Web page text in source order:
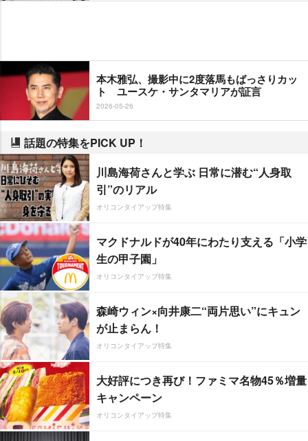
本木雅弘、撮影中に2度落馬もばっさりカッ
ト ユースケ・サンタマリアが証言
2026-05-26
話題の特集をPICK UP！
川島海荷さんと学ぶ 日常に潜む“人身取
引”のリアル
オリコンタイアップ特集
マクドナルドが40年にわたり支える「小学
生の甲子園」
オリコンタイアップ特集
森崎ウィン×向井康二“両片思い”にキュン
が止まらん！
オリコンタイアップ特集
大好評につき再び！ファミマ名物45％増量
キャンペーン
オリコンタイアップ特集